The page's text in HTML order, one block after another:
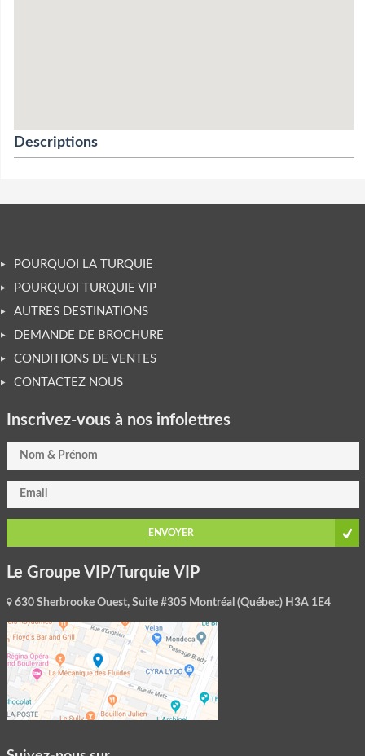
Descriptions
POURQUOI LA TURQUIE
POURQUOI TURQUIE VIP
AUTRES DESTINATIONS
DEMANDE DE BROCHURE
CONDITIONS DE VENTES
CONTACTEZ NOUS
Inscrivez-vous à nos infolettres
ENVOYER
Le Groupe VIP/Turquie VIP
630 Sherbrooke Ouest, Suite #305 Montréal (Québec) H3A 1E4